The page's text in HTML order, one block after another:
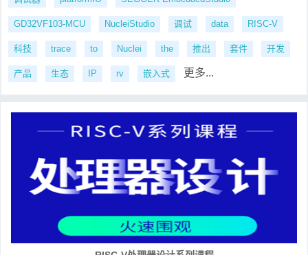
GD32VF103-MCU NucleiStudio 调试 data RISC-V
科技 trace to Nuclei the 推出 套件 开发
产品 生态 IP rv 嵌入式 更多...